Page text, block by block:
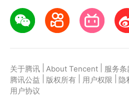
关于腾讯 About Tencent 服务条
腾讯公益
版权所有 用户权限 隐
用户协议